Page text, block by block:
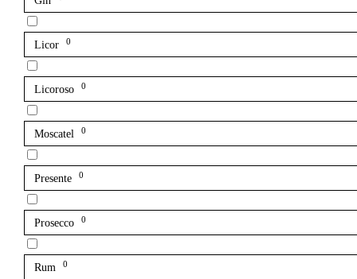
Licor 0
Licoroso 0
Moscatel 0
Presente 0
Prosecco 0
Rum 0